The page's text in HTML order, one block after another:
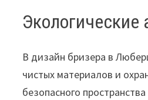
Экологические
В дизайн бризера в
чистых материалов и
безопасного